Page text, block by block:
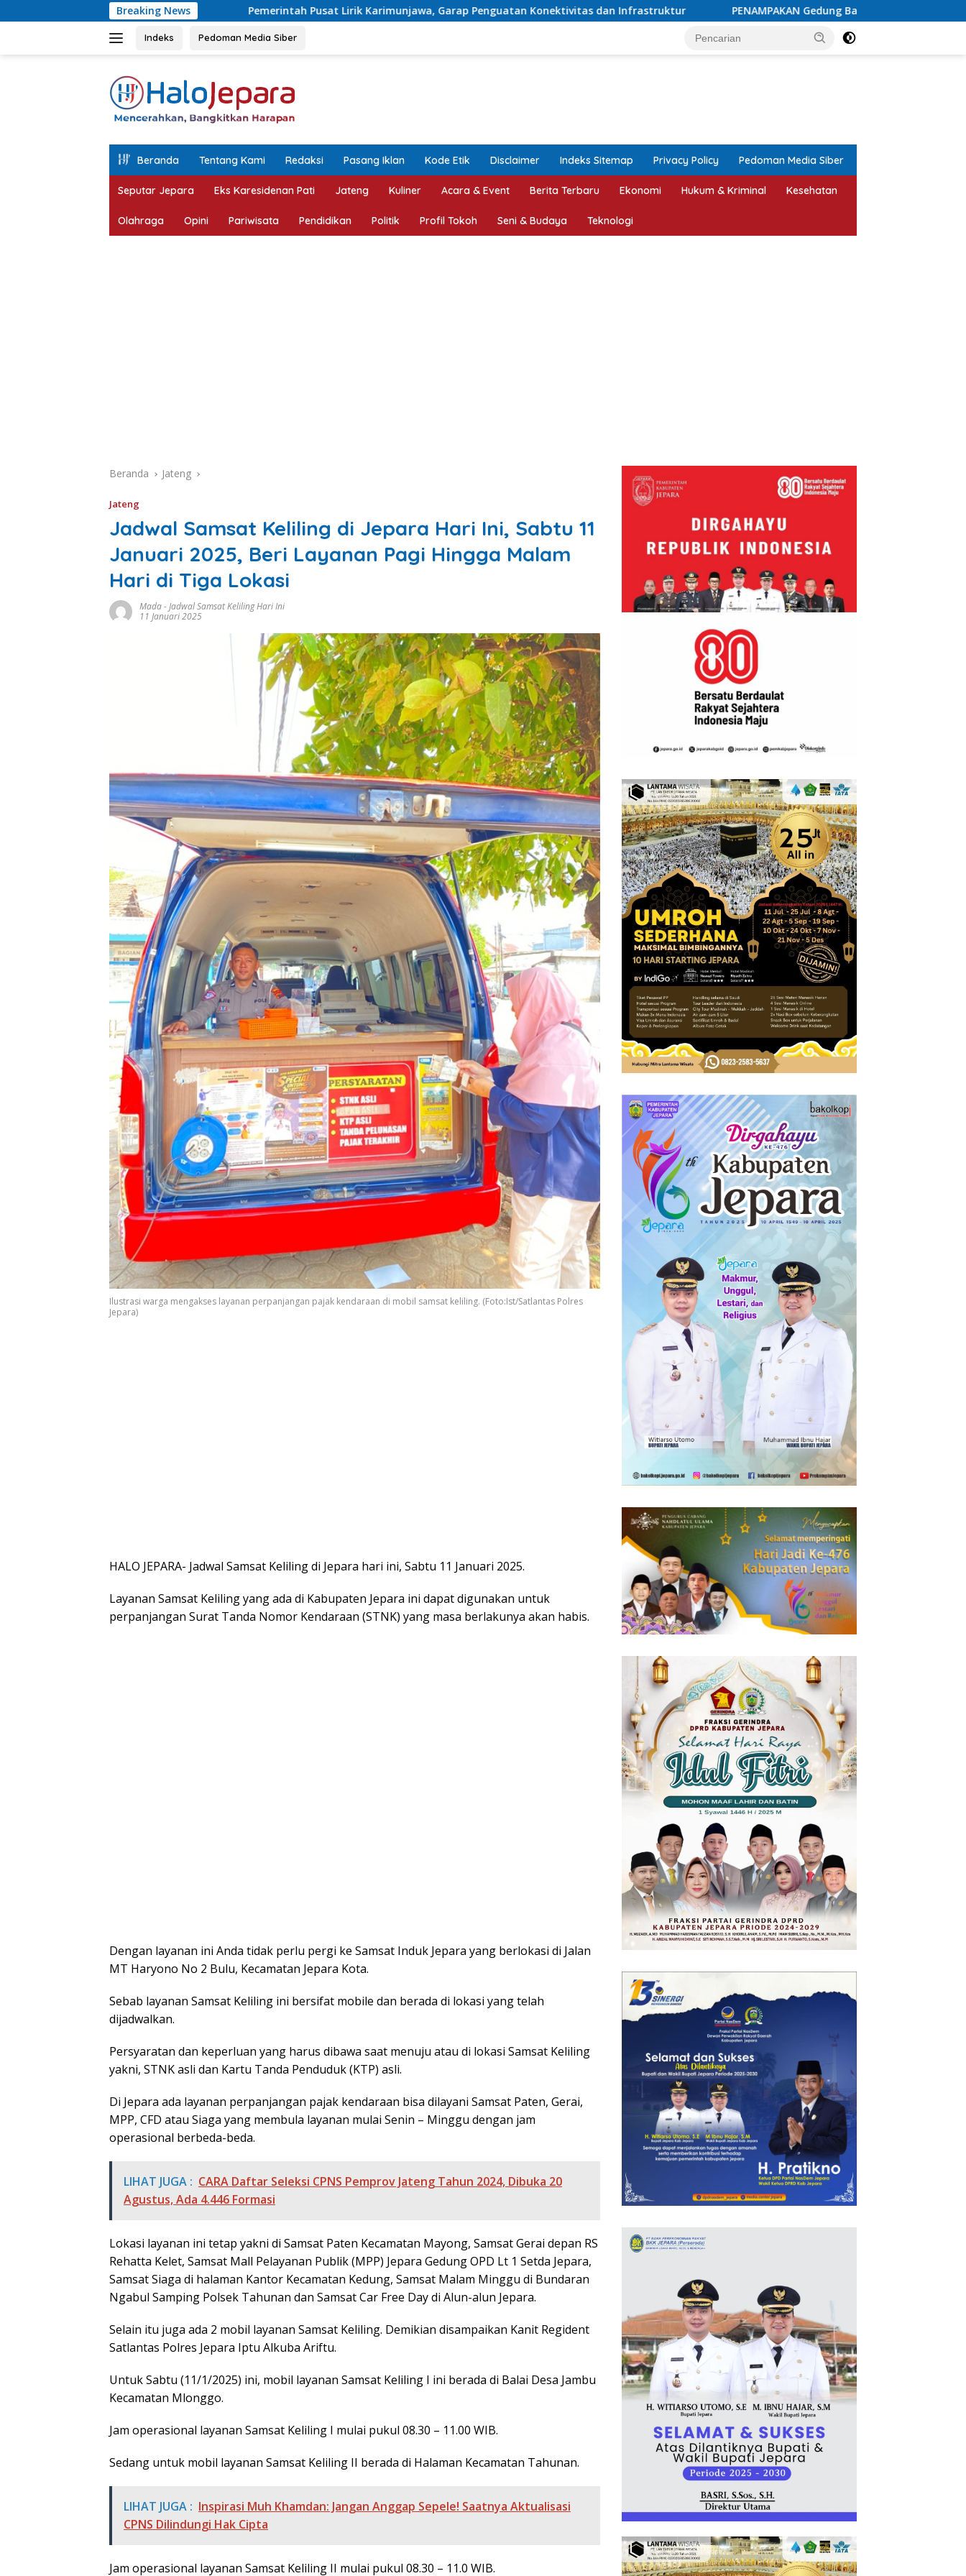
ke
Breaking News
Pemerintah Pusat Lirik Karimunjawa, Garap Penguatan Konektivitas dan Infrastruktur PENAMPAKAN Gedung Baru Medina Dental Clinic Jepara, Senyaman Hotel
Indeks Pedoman Media Siber
Beranda Tentang Kami Redaksi Pasang Iklan Kode Etik Disclaimer Indeks Sitemap Privacy Policy Pedoman Media Siber
Seputar Jepara Eks Karesidenan Pati Jateng Kuliner Acara & Event Berita Terbaru Ekonomi Hukum & Kriminal Kesehatan
Olahraga Opini Pariwisata Pendidikan Politik Profil Tokoh Seni & Budaya Teknologi
Beranda Jateng
Jateng
Jadwal Samsat Keliling di Jepara Hari Ini, Sabtu 11
Januari 2025, Beri Layanan Pagi Hingga Malam
Hari di Tiga Lokasi
Mada-Jadwal Samsat Keliling Hari Ini
11 Januari 2025
Ilustrasi warga mengakses layanan perpanjangan pajak kendaraan di mobil samsat keliling. (Foto:Ist/Satlantas Polres
Jepara)
HALO JEPARA- Jadwal Samsat Keliling di Jepara hari ini, Sabtu 11 Januari 2025.
Layanan Samsat Keliling yang ada di Kabupaten Jepara ini dapat digunakan untuk
perpanjangan Surat Tanda Nomor Kendaraan (STNK) yang masa berlakunya akan habis.
Dengan layanan ini Anda tidak perlu pergi ke Samsat Induk Jepara yang berlokasi di Jalan
MT Haryono No 2 Bulu, Kecamatan Jepara Kota.
Sebab layanan Samsat Keliling ini bersifat mobile dan berada di lokasi yang telah
dijadwalkan.
Persyaratan dan keperluan yang harus dibawa saat menuju atau di lokasi Samsat Keliling
yakni, STNK asli dan Kartu Tanda Penduduk (KTP) asli.
Di Jepara ada layanan perpanjangan pajak kendaraan bisa dilayani Samsat Paten, Gerai,
MPP, CFD atau Siaga yang membula layanan mulai Senin – Minggu dengan jam
operasional berbeda-beda.
LIHAT JUGA : CARA Daftar Seleksi CPNS Pemprov Jateng Tahun 2024, Dibuka 20
Agustus, Ada 4.446 Formasi
Lokasi layanan ini tetap yakni di Samsat Paten Kecamatan Mayong, Samsat Gerai depan RS
Rehatta Kelet, Samsat Mall Pelayanan Publik (MPP) Jepara Gedung OPD Lt 1 Setda Jepara,
Samsat Siaga di halaman Kantor Kecamatan Kedung, Samsat Malam Minggu di Bundaran
Ngabul Samping Polsek Tahunan dan Samsat Car Free Day di Alun-alun Jepara.
Selain itu juga ada 2 mobil layanan Samsat Keliling. Demikian disampaikan Kanit Regident
Satlantas Polres Jepara Iptu Alkuba Ariftu.
Untuk Sabtu (11/1/2025) ini, mobil layanan Samsat Keliling I ini berada di Balai Desa Jambu
Kecamatan Mlonggo.
Jam operasional layanan Samsat Keliling I mulai pukul 08.30 – 11.00 WIB.
Sedang untuk mobil layanan Samsat Keliling II berada di Halaman Kecamatan Tahunan.
LIHAT JUGA : Inspirasi Muh Khamdan: Jangan Anggap Sepele! Saatnya Aktualisasi
CPNS Dilindungi Hak Cipta
Jam operasional layanan Samsat Keliling II mulai pukul 08.30 – 11.0 WIB.